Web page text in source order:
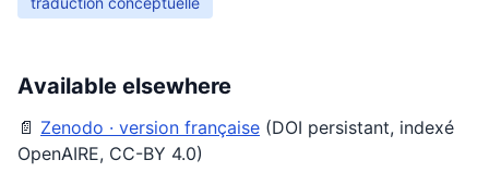
Available elsewhere
📄 Zenodo · version française (DOI persistant, indexé
OpenAIRE, CC-BY 4.0)